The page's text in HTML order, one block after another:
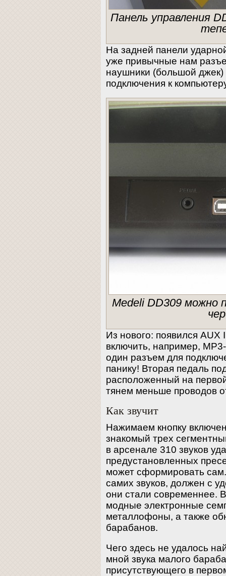
Панель управления
На задней панели
уже привычные нам
наушники (большой
подключения к
Medeli DD309 можно
Из нового: появился
включить, например,
один разъем для
панику! Вторая педаль
расположенный на
тянем меньше проводов
Как звучит
Нажимаем кнопку
знакомый трех
в арсенале 310 звуков
предустановленных
может сформировать сам.
самих звуков, должен с
они стали современнее.
модные электронные
металлофоны, а также
барабанов.
Чего здесь не удалось
мной звука малого
присутствующего в